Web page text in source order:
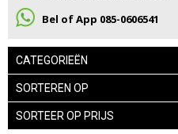
Bel of App 085-0606541
CATEGORIEËN
SORTEREN OP
SORTEER OP PRIJS